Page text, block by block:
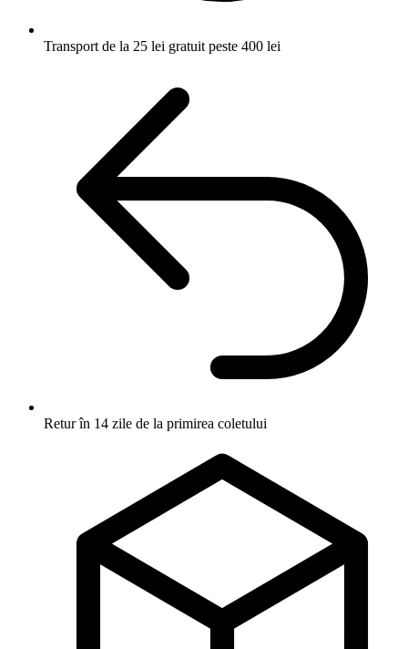
Transport de la 25 lei gratuit peste 400 lei
Retur în 14 zile de la primirea coletului